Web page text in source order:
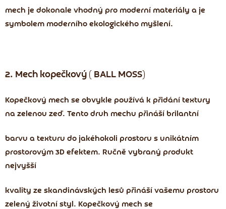
mech je dokonale vhodný pro moderní materiály a je
symbolem moderního ekologického myšlení.
2. Mech kopečkový ( BALL MOSS)
Kopečkový mech se obvykle používá k přidání textury
na zelenou zeď. Tento druh mechu přináší brilantní
barvu a texturu do jakéhokoli prostoru s unikátním
prostorovým 3D efektem. Ručně vybraný produkt
nejvyšší
kvality ze skandinávských lesů přináší vašemu prostoru
zelený životní styl. Kopečkový mech se